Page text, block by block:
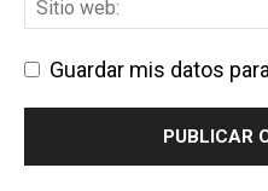
Guardar mis datos